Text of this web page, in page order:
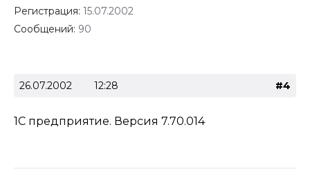
Регистрация: 15.07.2002
Сообщений: 90
26.07.2002 12:28 #4
1C предприятие. Версия 7.70.014